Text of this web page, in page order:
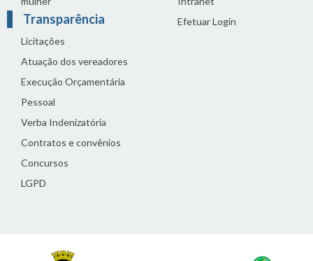
Transparência
Licitações
Atuação dos vereadores
Execução Orçamentária
Pessoal
Verba Indenizatória
Contratos e convênios
Concursos
LGPD
Efetuar Login